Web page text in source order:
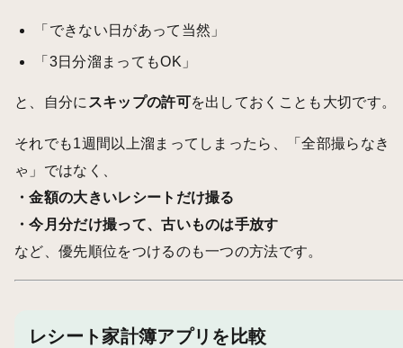
「できない日があって当然」
「3日分溜まってもOK」
と、自分にスキップの許可を出しておくことも大切です。
それでも1週間以上溜まってしまったら、「全部撮らなき
ゃ」ではなく、
・金額の大きいレシートだけ撮る
・今月分だけ撮って、古いものは手放す
など、優先順位をつけるのも一つの方法です。
レシート家計簿アプリを比較